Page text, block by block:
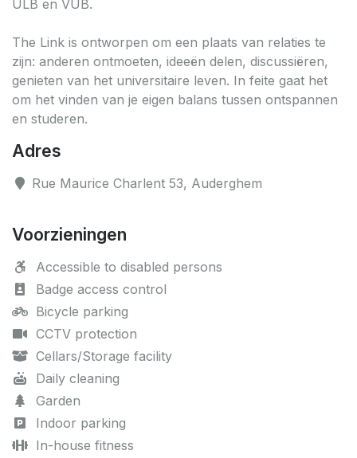
ULB en VUB.
The Link is ontworpen om een plaats van relaties te
zijn: anderen ontmoeten, ideeën delen, discussiëren,
genieten van het universitaire leven. In feite gaat het
om het vinden van je eigen balans tussen ontspannen
en studeren.
Adres
Rue Maurice Charlent 53, Auderghem
Voorzieningen
Accessible to disabled persons
Badge access control
Bicycle parking
CCTV protection
Cellars/Storage facility
Daily cleaning
Garden
Indoor parking
In-house fitness